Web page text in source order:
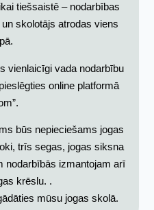
tiešsaistē – nodarbības
skolotājs atrodas viens
vienlaicīgi vada nodarbību
online platformā
būs nepieciešams jogas
trīs segas, jogas siksna
nodarbībās izmantojam arī
krēslu. .
mūsu jogas skolā.